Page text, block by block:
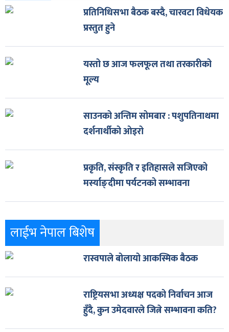
प्रतिनिधिसभा बैठक बस्दै, चारवटा विधेयक
प्रस्तुत हुने
यस्तो छ आज फलफूल तथा तरकारीको
मूल्य
साउनको अन्तिम सोमबार : पशुपतिनाथमा
दर्शनार्थीको ओइरो
प्रकृति, संस्कृति र इतिहासले सजिएको
मर्स्याङ्दीमा पर्यटनको सम्भावना
लाईभ नेपाल बिशेष
रास्वपाले बोलायो आकस्मिक बैठक
राष्ट्रियसभा अध्यक्ष पदको निर्वाचन आज
हुँदै, कुन उमेदवारले जित्ने सम्भावना कति?